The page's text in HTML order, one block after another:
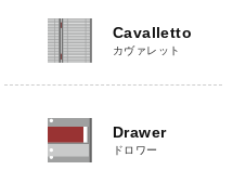
Cavalletto
カヴァレット
Drawer
ドロワー